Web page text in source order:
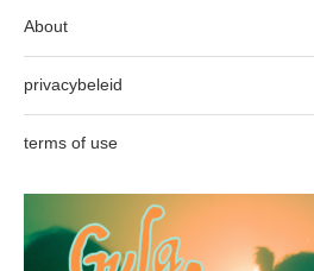
About
privacybeleid
terms of use